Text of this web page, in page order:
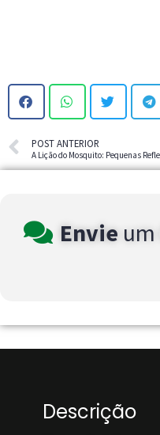
POST ANTERIOR
Envie um
Descrição